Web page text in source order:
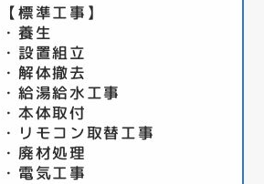
【標準工事】
・養生
・設置組立
・解体撤去
・給湯給水工事
・本体取付
・リモコン取替工事
・廃材処理
・電気工事